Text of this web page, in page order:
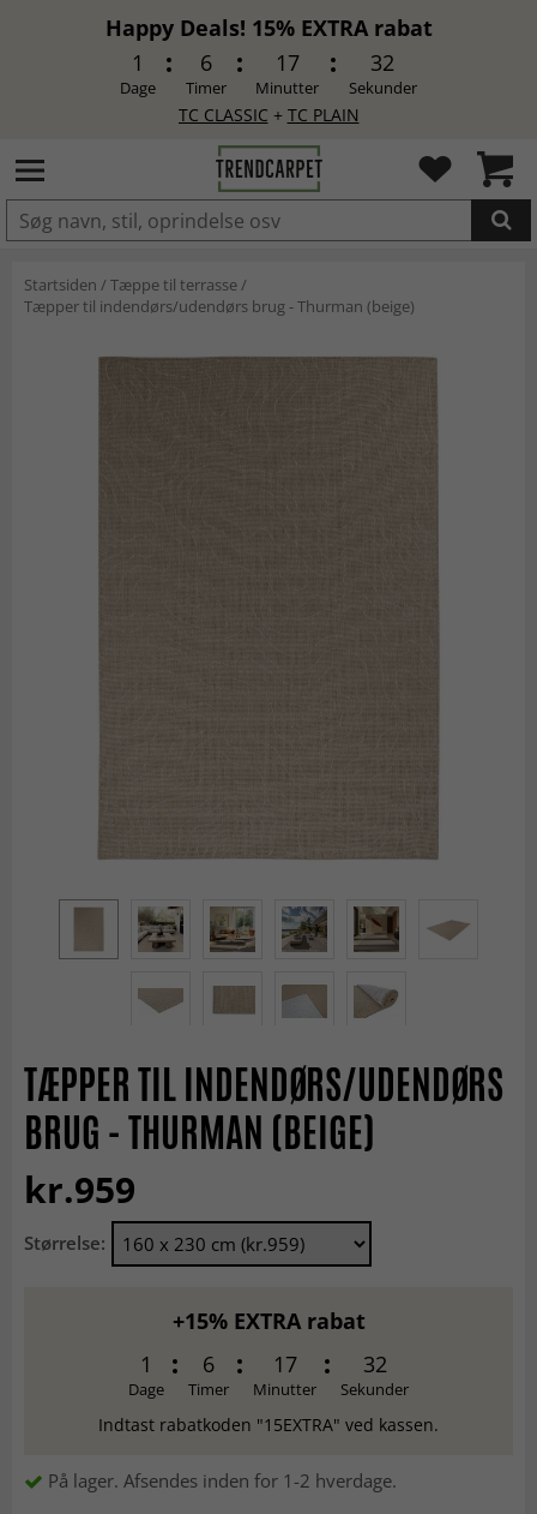
Happy Deals! 15% EXTRA rabat
1
Dage
6
Timer
17
Minutter
32
Sekunder
TC CLASSIC + TC PLAIN
LAGT I INDKØBSKURVEN.
Startsiden /Tæppe til terrasse/
Tæpper til indendørs/udendørs brug - Thurman (beige)
TÆPPER TIL INDENDØRS/UDENDØRS
BRUG - THURMAN (BEIGE)
kr.959
Størrelse:
+15% EXTRA rabat
1
Dage
6
Timer
17
Minutter
32
Sekunder
Indtast rabatkoden "15EXTRA" ved kassen.
På lager. Afsendes inden for 1-2 hverdage.